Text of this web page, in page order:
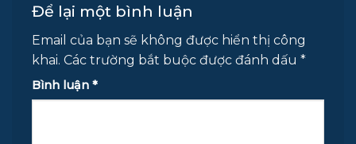
Để lại một bình luận
Email của bạn sẽ không được hiển thị công
khai. Các trường bắt buộc được đánh dấu *
Bình luận *